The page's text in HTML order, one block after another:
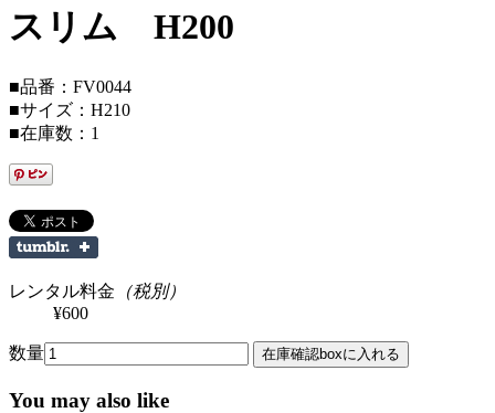
スリム H200
■品番：FV0044
■サイズ：H210
■在庫数：1
レンタル料金 （税別）
¥600
数量
You may also like